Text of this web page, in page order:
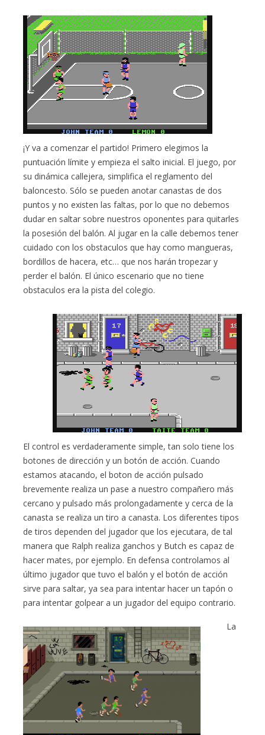
¡Y va a comenzar el partido! Primero elegimos la
puntuación límite y empieza el salto inicial. El juego, por
su dinámica callejera, simplifica el reglamento del
baloncesto. Sólo se pueden anotar canastas de dos
puntos y no existen las faltas, por lo que no debemos
dudar en saltar sobre nuestros oponentes para quitarles
la posesión del balón. Al jugar en la calle debemos tener
cuidado con los obstaculos que hay como mangueras,
bordillos de hacera, etc… que nos harán tropezar y
perder el balón. El único escenario que no tiene
obstaculos era la pista del colegio.
El control es verdaderamente simple, tan solo tiene los
botones de dirección y un botón de acción. Cuando
estamos atacando, el boton de acción pulsado
brevemente realiza un pase a nuestro compañero más
cercano y pulsado más prolongadamente y cerca de la
canasta se realiza un tiro a canasta. Los diferentes tipos
de tiros dependen del jugador que los ejecutara, de tal
manera que Ralph realiza ganchos y Butch es capaz de
hacer mates, por ejemplo. En defensa controlamos al
último jugador que tuvo el balón y el botón de acción
sirve para saltar, ya sea para intentar hacer un tapón o
para intentar golpear a un jugador del equipo contrario.
La